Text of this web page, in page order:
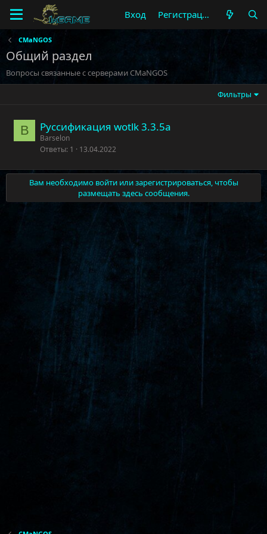
Вход Регистрация
CMaNGOS
Общий раздел
Вопросы связанные с серверами CMaNGOS
Фильтры
B Руссификация wotlk 3.3.5a
Barselon
Ответы 1 13.04.2022
Вам необходимо войти или зарегистрироваться, чтобы
размещать здесь сообщения.